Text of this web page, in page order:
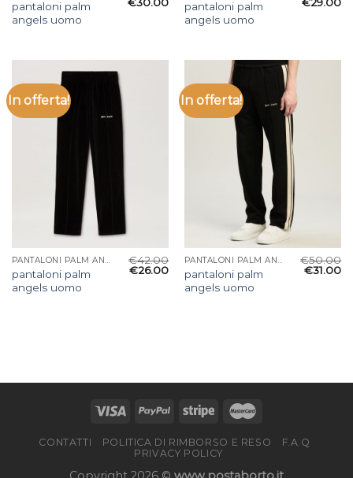
pantaloni palm
angels uomo
pantaloni palm
angels uomo
In offerta!
PANTALONI PALM ANGELS UOMO
pantaloni palm
angels uomo
€42.00
€26.00
In offerta!
PANTALONI PALM ANGELS UOMO
pantaloni palm
angels uomo
€50.00
€31.00
CONTATTI POLITICA DI RIMBORSO E RESO
F.A.Q
PRIVACY POLICY